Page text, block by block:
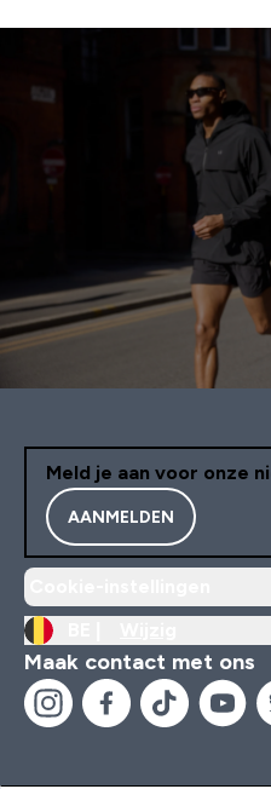
Meld je aan voor onze
AANMELDEN
Maak contact met ons